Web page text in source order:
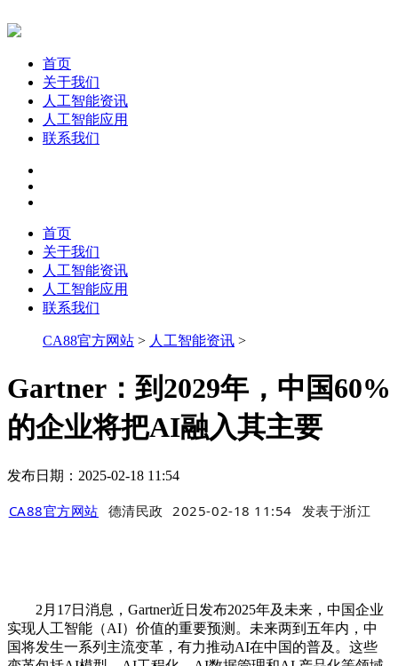
首页
关于我们
人工智能资讯
人工智能应用
联系我们
首页
关于我们
人工智能资讯
人工智能应用
联系我们
CA88官方网站 > 人工智能资讯 >
Gartner：到2029年，中国60%
的企业将把AI融入其主要
发布日期：2025-02-18 11:54
CA88官方网站 德清民政 2025-02-18 11:54 发表于浙江
2月17日消息，Gartner近日发布2025年及未来，中国企业
实现人工智能（AI）价值的重要预测。未来两到五年内，中
国将发生一系列主流变革，有力推动AI在中国的普及。这些